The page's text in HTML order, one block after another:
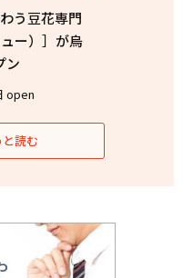
う豆花専門
ー）］が烏
ン
open
読む